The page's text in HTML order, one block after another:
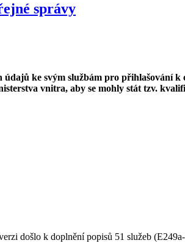
správy
ke svým službám pro přihlašování k
vnitra, aby se mohly stát tzv.
došlo k doplnění popisů 51 služeb